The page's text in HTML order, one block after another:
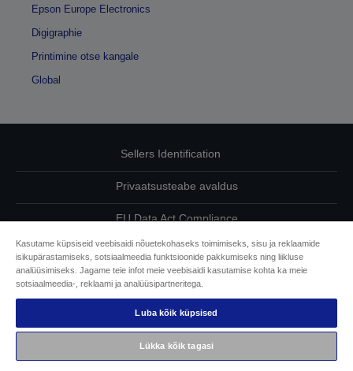
Epson Europe Electronics
Digigraphie
Printimine otse kangale
Global
Sellers Identification
Privaatsusteabe avaldus
EU Data Act Compliance
Võtke meiega oma andmete osas ühendust
Cookie Information
Epsoni pühendumine juurdepääsetavusele
Autoriõigus © 2026 Seiko Epson
Kasutame küpsiseid veebisaidi nõuetekohaseks toimimiseks, sisu ja reklaamide
isikupärastamiseks, sotsiaalmeedia funktsioonide pakkumiseks ning liikluse
analüüsimiseks. Jagame teie infot meie veebisaidi kasutamise kohta ka meie
sotsiaalmeedia-, reklaami ja analüüsipartneritega.
Luba kõik küpsised
Lükka kõik tagasi